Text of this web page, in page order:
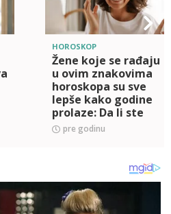
HOROSKOP
Žene koje se rađaju
u ovim znakovima
horoskopa su sve
lepše kako godine
prolaze: Da li ste
među njima?
pre godinu